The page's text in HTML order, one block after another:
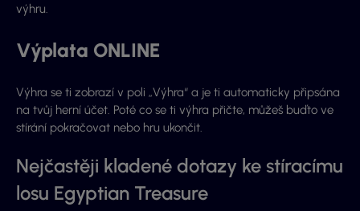
výhru.
Výplata ONLINE
Výhra se ti zobrazí v poli „Výhra“ a je ti automaticky připsána
na tvůj herní účet. Poté co se ti výhra přičte, můžeš buďto ve
stírání pokračovat nebo hru ukončit.
Nejčastěji kladené dotazy ke stíracímu
losu Egyptian Treasure